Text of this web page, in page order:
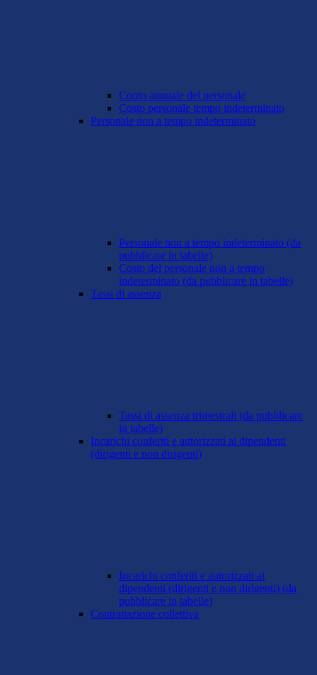
Conto annuale del personale
Costo personale tempo indeterminato
Personale non a tempo indeterminato
Personale non a tempo indeterminato (da
pubblicare in tabelle)
Costo del personale non a tempo
indeterminato (da pubblicare in tabelle)
Tassi di assenza
Tassi di assenza trimestrali (da pubblicare
in tabelle)
Incarichi conferiti e autorizzati ai dipendenti
(dirigenti e non dirigenti)
Incarichi conferiti e autorizzati ai
dipendenti (dirigenti e non dirigenti) (da
pubblicare in tabelle)
Contrattazione collettiva